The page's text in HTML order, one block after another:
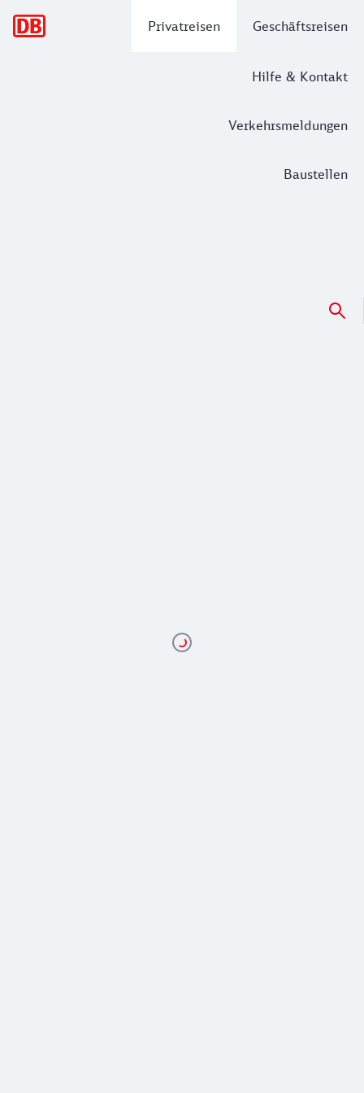
Privatreisen Geschäftsreisen
Hilfe & Kontakt
Verkehrsmeldungen
Baustellen